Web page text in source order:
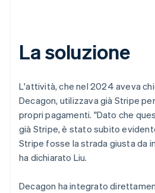
La soluzione
L'attività, che nel 2024 aveva
Decagon, utilizzava già Stripe
propri pagamenti. "Dato che
già Stripe, è stato subito
Stripe fosse la strada giusta da
ha dichiarato Liu.
Decagon ha integrato